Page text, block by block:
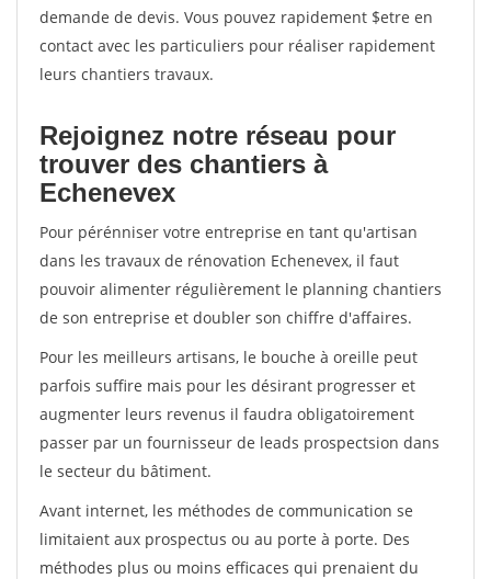
demande de devis. Vous pouvez rapidement $etre en
contact avec les particuliers pour réaliser rapidement
leurs chantiers travaux.
Rejoignez notre réseau pour
trouver des chantiers à
Echenevex
Pour pérénniser votre entreprise en tant qu'artisan
dans les travaux de rénovation Echenevex, il faut
pouvoir alimenter régulièrement le planning chantiers
de son entreprise et doubler son chiffre d'affaires.
Pour les meilleurs artisans, le bouche à oreille peut
parfois suffire mais pour les désirant progresser et
augmenter leurs revenus il faudra obligatoirement
passer par un fournisseur de leads prospectsion dans
le secteur du bâtiment.
Avant internet, les méthodes de communication se
limitaient aux prospectus ou au porte à porte. Des
méthodes plus ou moins efficaces qui prenaient du